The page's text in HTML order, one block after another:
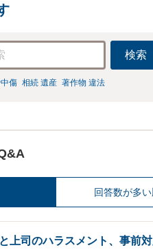
検索
傷 相続 遺産 著作物 違法
回答数が多
上司のハラスメント、事前対